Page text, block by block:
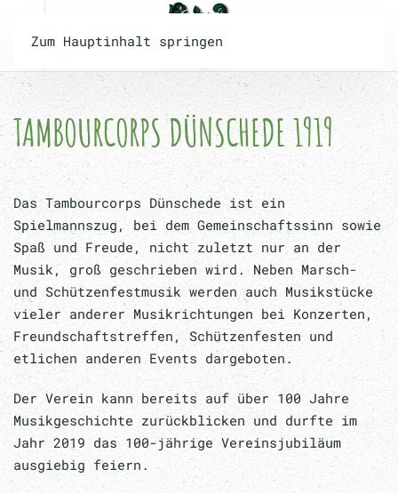
Zum Hauptinhalt springen
TAMBOURCORPS DÜNSCHEDE 1919
Das Tambourcorps Dünschede ist ein
Spielmannszug, bei dem Gemeinschaftssinn sowie
Spaß und Freude, nicht zuletzt nur an der
Musik, groß geschrieben wird. Neben Marsch-
und Schützenfestmusik werden auch Musikstücke
vieler anderer Musikrichtungen bei Konzerten,
Freundschaftstreffen, Schützenfesten und
etlichen anderen Events dargeboten.
Der Verein kann bereits auf über 100 Jahre
Musikgeschichte zurückblicken und durfte im
Jahr 2019 das 100-jährige Vereinsjubiläum
ausgiebig feiern.